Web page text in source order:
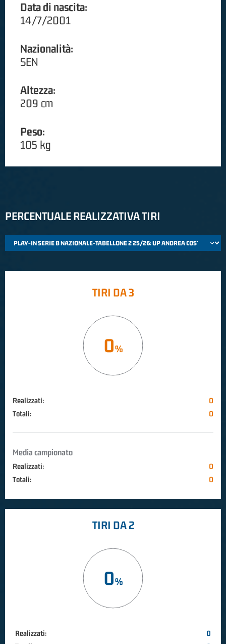
Data di nascita:
14/7/2001
Nazionalità:
SEN
Altezza:
209 cm
Peso:
105 kg
PERCENTUALE REALIZZATIVA TIRI
TIRI DA 3
0
Realizzati:
0
Totali:
0
Media campionato
Realizzati:
0
Totali:
0
TIRI DA 2
0
Realizzati:
0